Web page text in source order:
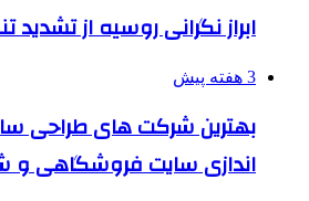
ابراز نگرانی روسیه از تشدید
3 هفته پیش
بهترین شرکت های طراحی
اندازی سایت فروشگاهی و